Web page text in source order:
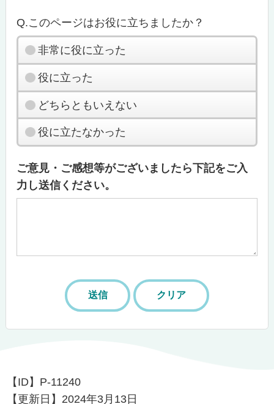
Q.このページはお役に立ちましたか？
非常に役に立った
役に立った
どちらともいえない
役に立たなかった
ご意見・ご感想等がございましたら下記をご入
力し送信ください。
【ID】 P-11240
【更新日】 2024年3月13日